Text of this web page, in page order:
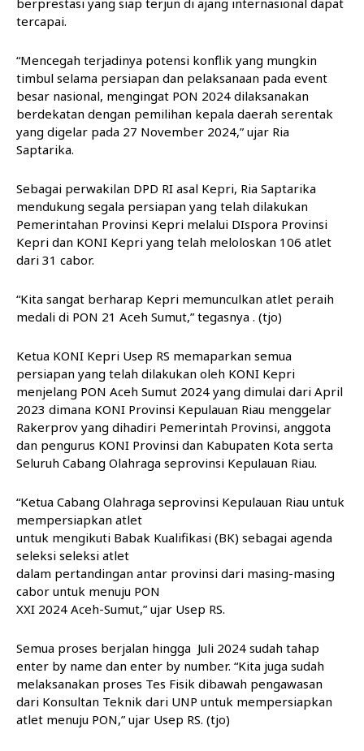
tercapai.
“Mencegah terjadinya potensi konflik yang mungkin
timbul selama persiapan dan pelaksanaan pada event
besar nasional, mengingat PON 2024 dilaksanakan
berdekatan dengan pemilihan kepala daerah serentak
yang digelar pada 27 November 2024,” ujar Ria
Saptarika.
Sebagai perwakilan DPD RI asal Kepri, Ria Saptarika
mendukung segala persiapan yang telah dilakukan
Pemerintahan Provinsi Kepri melalui DIspora Provinsi
Kepri dan KONI Kepri yang telah meloloskan 106 atlet
dari 31 cabor.
“Kita sangat berharap Kepri memunculkan atlet peraih
medali di PON 21 Aceh Sumut,” tegasnya . (tjo)
Ketua KONI Kepri Usep RS memaparkan semua
persiapan yang telah dilakukan oleh KONI Kepri
menjelang PON Aceh Sumut 2024 yang dimulai dari April
2023 dimana KONI Provinsi Kepulauan Riau menggelar
Rakerprov yang dihadiri Pemerintah Provinsi, anggota
dan pengurus KONI Provinsi dan Kabupaten Kota serta
Seluruh Cabang Olahraga seprovinsi Kepulauan Riau.
“Ketua Cabang Olahraga seprovinsi Kepulauan Riau untuk
mempersiapkan atlet
untuk mengikuti Babak Kualifikasi (BK) sebagai agenda
seleksi seleksi atlet
dalam pertandingan antar provinsi dari masing-masing
cabor untuk menuju PON
XXI 2024 Aceh-Sumut,” ujar Usep RS.
Semua proses berjalan hingga Juli 2024 sudah tahap
enter by name dan enter by number. “Kita juga sudah
melaksanakan proses Tes Fisik dibawah pengawasan
dari Konsultan Teknik dari UNP untuk mempersiapkan
atlet menuju PON,” ujar Usep RS. (tjo)